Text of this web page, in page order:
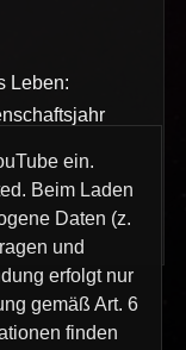
Leben:
ein.
Beim Laden
Daten (z.
und
erfolgt nur
gemäß Art. 6
finden